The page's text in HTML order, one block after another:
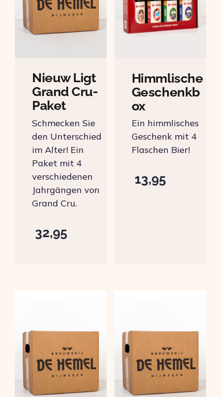
Nieuw Ligt
Grand Cru-
Paket
Schmecken Sie
den Unterschied
im Alter! Ein
Paket mit 4
verschiedenen
Jahrgängen von
Grand Cru.
32,95
Himmlische
Geschenkb
ox
Ein himmlisches
Geschenk mit 4
Flaschen Bier!
13,95